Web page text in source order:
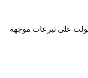
على تبرعات موجهة